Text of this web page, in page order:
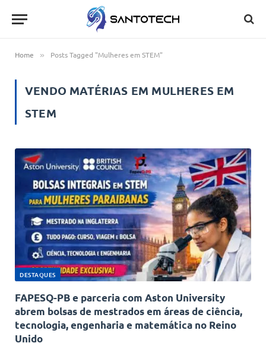
Home » Posts Tagged "Mulheres em STEM"
VENDO MATÉRIAS EM MULHERES EM
STEM
DESTAQUES
FAPESQ-PB e parceria com Aston University
abrem bolsas de mestrados em áreas de ciência,
tecnologia, engenharia e matemática no Reino
Unido